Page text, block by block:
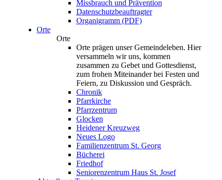
Missbrauch und Prävention
Datenschutzbeauftragter
Organigramm (PDF)
Orte
Orte
Orte prägen unser Gemeindeleben. Hier
versammeln wir uns, kommen
zusammen zu Gebet und Gottesdienst,
zum frohen Miteinander bei Festen und
Feiern, zu Diskussion und Gespräch.
Chronik
Pfarrkirche
Pfarrzentrum
Glocken
Heidener Kreuzweg
Neues Logo
Familienzentrum St. Georg
Bücherei
Friedhof
Seniorenzentrum Haus St. Josef